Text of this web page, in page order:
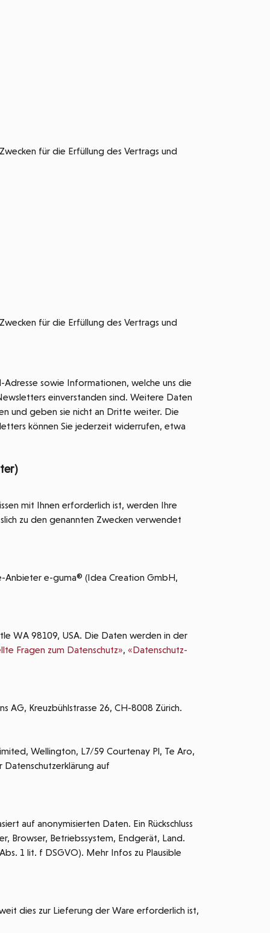
für die Erfüllung des Vertrags und
für die Erfüllung des Vertrags und
sowie Informationen, welche uns die
einverstanden sind. Weitere Daten
und geben sie nicht an Dritte weiter. Die
können Sie jederzeit widerrufen, etwa
mit Ihnen erforderlich ist, werden Ihre
zu den genannten Zwecken verwendet
Anbieter e-guma® (Idea Creation GmbH,
WA 98109, USA. Die Daten werden in der
Fragen zum Datenschutz», «Datenschutz-
Kreuzbühlstrasse 26, CH-8008 Zürich.
Wellington, L7/59 Courtenay Pl, Te Aro,
auf
auf anonymisierten Daten. Ein Rückschluss
Browser, Betriebssystem, Endgerät, Land.
1 lit. f DSGVO). Mehr Infos zu Plausible
dies zur Lieferung der Ware erforderlich ist,